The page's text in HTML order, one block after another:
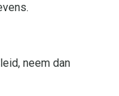
neem dan